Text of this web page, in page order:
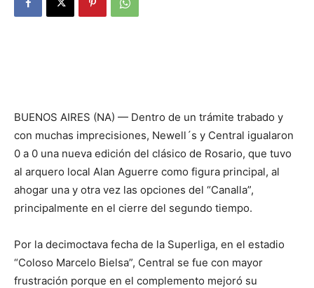
BUENOS AIRES (NA) — Dentro de un trámite trabado y
con muchas imprecisiones, Newell´s y Central igualaron
0 a 0 una nueva edición del clásico de Rosario, que tuvo
al arquero local Alan Aguerre como figura principal, al
ahogar una y otra vez las opciones del “Canalla”,
principalmente en el cierre del segundo tiempo.
Por la decimoctava fecha de la Superliga, en el estadio
“Coloso Marcelo Bielsa”, Central se fue con mayor
frustración porque en el complemento mejoró su